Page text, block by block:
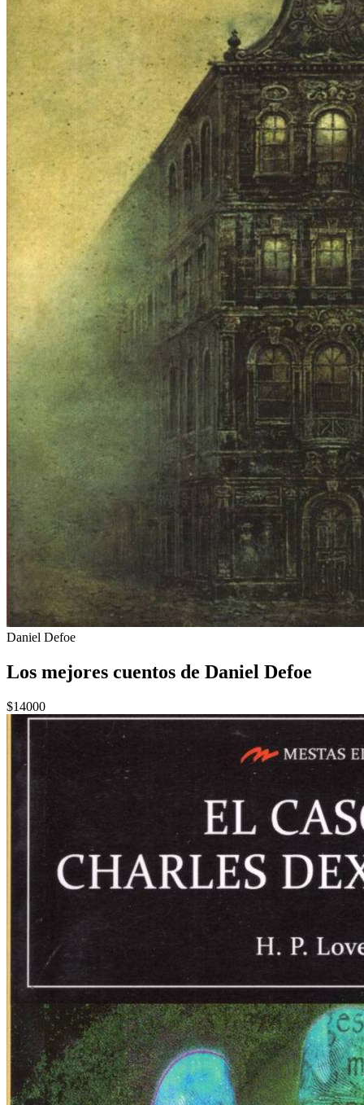
Daniel Defoe
Los mejores cuentos de Daniel Defoe
$14000